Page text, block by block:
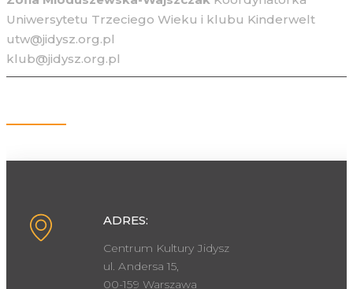
Uniwersytetu Trzeciego Wieku i klubu Kinderwelt
utw@jidysz.org.pl
klub@jidysz.org.pl
ADRES:
Centrum Kultury Jidysz
ul. Andersa 15,
00-159 Warszawa